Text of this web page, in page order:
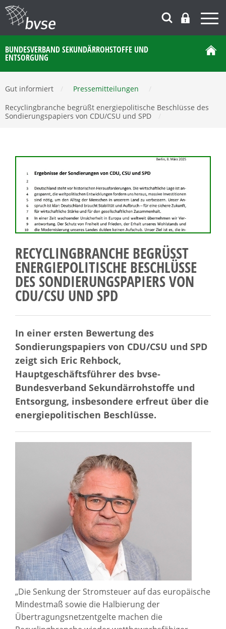
BUNDESVERBAND SEKUNDÄRROHSTOFFE UND
ENTSORGUNG
Gut informiert Pressemitteilungen
Recyclingbranche begrüßt energiepolitische Beschlüsse des
Sondierungspapiers von CDU/CSU und SPD
RECYCLINGBRANCHE BEGRÜSST E
NERGIEPOLITISCHE BESCHLÜSSE D
ES SONDIERUNGSPAPIERS VON C
DU/CSU UND SPD
In einer ersten Bewertung des
Sondierungspapiers von CDU/CSU und SPD
zeigt sich Eric Rehbock,
Hauptgeschäftsführer des bvse-
Bundesverband Sekundärrohstoffe und
Entsorgung, insbesondere erfreut über die
energiepolitischen Beschlüsse.
„Die Senkung der Stromsteuer auf das europäische
Mindestmaß sowie die Halbierung der
Übertragungsnetzentgelte machen die